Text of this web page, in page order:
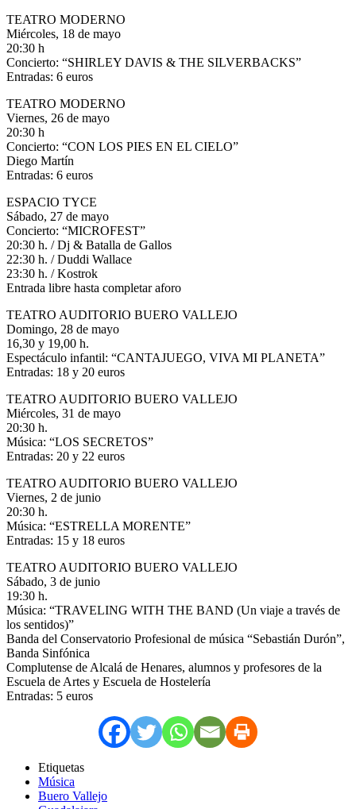
TEATRO MODERNO
Miércoles, 18 de mayo
20:30 h
Concierto: “SHIRLEY DAVIS & THE SILVERBACKS”
Entradas: 6 euros
TEATRO MODERNO
Viernes, 26 de mayo
20:30 h
Concierto: “CON LOS PIES EN EL CIELO”
Diego Martín
Entradas: 6 euros
ESPACIO TYCE
Sábado, 27 de mayo
Concierto: “MICROFEST”
20:30 h. / Dj & Batalla de Gallos
22:30 h. / Duddi Wallace
23:30 h. / Kostrok
Entrada libre hasta completar aforo
TEATRO AUDITORIO BUERO VALLEJO
Domingo, 28 de mayo
16,30 y 19,00 h.
Espectáculo infantil: “CANTAJUEGO, VIVA MI PLANETA”
Entradas: 18 y 20 euros
TEATRO AUDITORIO BUERO VALLEJO
Miércoles, 31 de mayo
20:30 h.
Música: “LOS SECRETOS”
Entradas: 20 y 22 euros
TEATRO AUDITORIO BUERO VALLEJO
Viernes, 2 de junio
20:30 h.
Música: “ESTRELLA MORENTE”
Entradas: 15 y 18 euros
TEATRO AUDITORIO BUERO VALLEJO
Sábado, 3 de junio
19:30 h.
Música: “TRAVELING WITH THE BAND (Un viaje a través de
los sentidos)”
Banda del Conservatorio Profesional de música “Sebastián Durón”,
Banda Sinfónica
Complutense de Alcalá de Henares, alumnos y profesores de la
Escuela de Artes y Escuela de Hostelería
Entradas: 5 euros
Etiquetas
Música
Buero Vallejo